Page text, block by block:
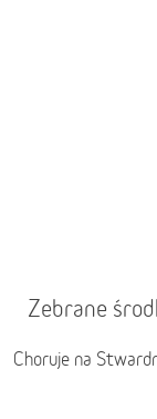
Zebrane
Choruje na